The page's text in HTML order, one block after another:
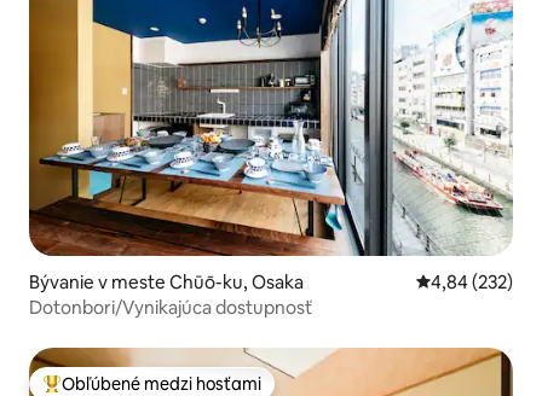
Bývanie v meste Chūō-ku, Osaka Priemerné
4,84 (232)
Dotonbori/Vynikajúca dostupnosť
Obľúbené medzi hosťami